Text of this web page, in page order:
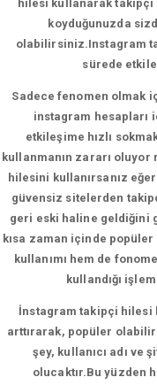
hilesi kullanarak takipçi
koyduğunuzda
olabilirsiniz.Instagram
sürede
Sadece fenomen olmak
instagram hesapları
etkileşime hızlı
kullanmanın zararı
hilesini kullanırsanız
güvensiz sitelerden
geri eski haline geldiğini
kısa zaman içinde
kullanımı hem de
kullandığı
İnstagram takipçi hilesi
arttırarak, popüler
şey, kullanıcı adı
olucaktır.Bu yüzden